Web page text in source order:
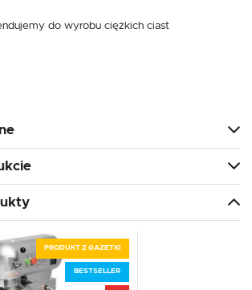
do wyrobu ciężkich ciast
PRODUKT Z GAZETKI
BESTSELLER